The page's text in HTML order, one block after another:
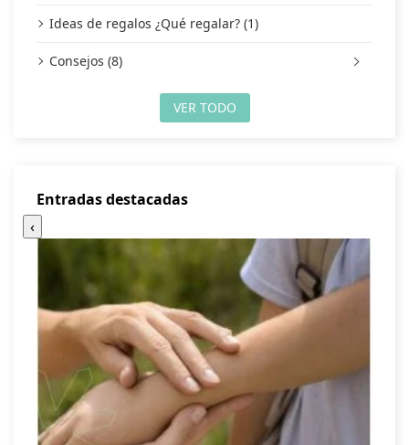
Ideas de regalos ¿Qué regalar? (1)
Consejos (8)
VER TODO
Entradas destacadas
‹